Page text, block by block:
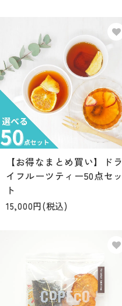
【お得なまとめ買い】ドラ
イフルーツティー50点セッ
ト
15,000円(税込)